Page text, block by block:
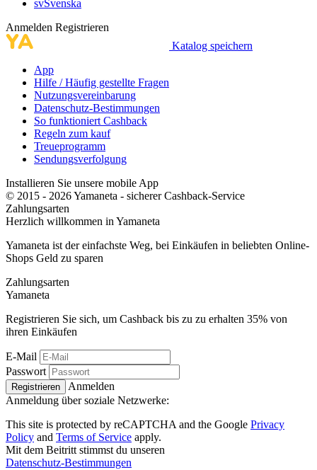
svSvenska
Anmelden Registrieren
Katalog speichern
App
Hilfe / Häufig gestellte Fragen
Nutzungsvereinbarung
Datenschutz-Bestimmungen
So funktioniert Cashback
Regeln zum kauf
Treueprogramm
Sendungsverfolgung
Installieren Sie unsere mobile App
© 2015 - 2026 Yamaneta - sicherer Cashback-Service
Zahlungsarten
Herzlich willkommen in Yamaneta
Yamaneta ist der einfachste Weg, bei Einkäufen in beliebten Online-
Shops Geld zu sparen
Zahlungsarten
Yamaneta
Registrieren Sie sich, um Cashback bis zu zu erhalten 35% von
ihren Einkäufen
E-Mail
Passwort
Registrieren
Anmelden
Anmeldung über soziale Netzwerke:
This site is protected by reCAPTCHA and the Google Privacy
Policy and Terms of Service apply.
Mit dem Beitritt stimmst du unseren
Datenschutz-Bestimmungen